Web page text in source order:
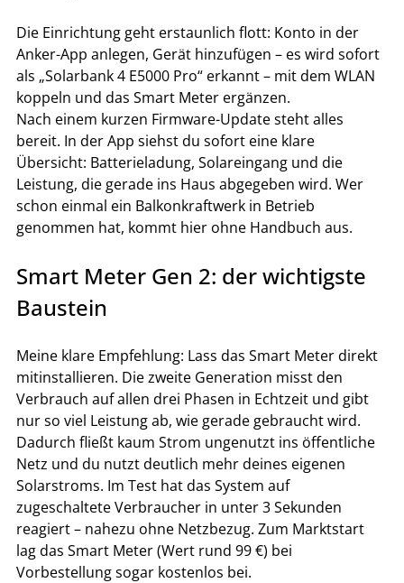
Die Einrichtung geht erstaunlich flott: Konto in der
Anker-App anlegen, Gerät hinzufügen – es wird sofort
als „Solarbank 4 E5000 Pro“ erkannt – mit dem WLAN
koppeln und das Smart Meter ergänzen.
Nach einem kurzen Firmware-Update steht alles
bereit. In der App siehst du sofort eine klare
Übersicht: Batterieladung, Solareingang und die
Leistung, die gerade ins Haus abgegeben wird. Wer
schon einmal ein Balkonkraftwerk in Betrieb
genommen hat, kommt hier ohne Handbuch aus.
Smart Meter Gen 2: der wichtigste
Baustein
Meine klare Empfehlung: Lass das Smart Meter direkt
mitinstallieren. Die zweite Generation misst den
Verbrauch auf allen drei Phasen in Echtzeit und gibt
nur so viel Leistung ab, wie gerade gebraucht wird.
Dadurch fließt kaum Strom ungenutzt ins öffentliche
Netz und du nutzt deutlich mehr deines eigenen
Solarstroms. Im Test hat das System auf
zugeschaltete Verbraucher in unter 3 Sekunden
reagiert – nahezu ohne Netzbezug. Zum Marktstart
lag das Smart Meter (Wert rund 99 €) bei
Vorbestellung sogar kostenlos bei.